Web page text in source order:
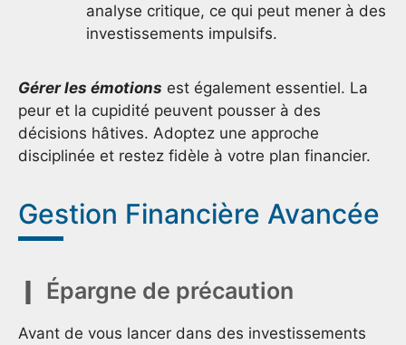
analyse critique, ce qui peut mener à des
investissements impulsifs.
Gérer les émotions est également essentiel. La
peur et la cupidité peuvent pousser à des
décisions hâtives. Adoptez une approche
disciplinée et restez fidèle à votre plan financier.
Gestion Financière Avancée
Épargne de précaution
Avant de vous lancer dans des investissements